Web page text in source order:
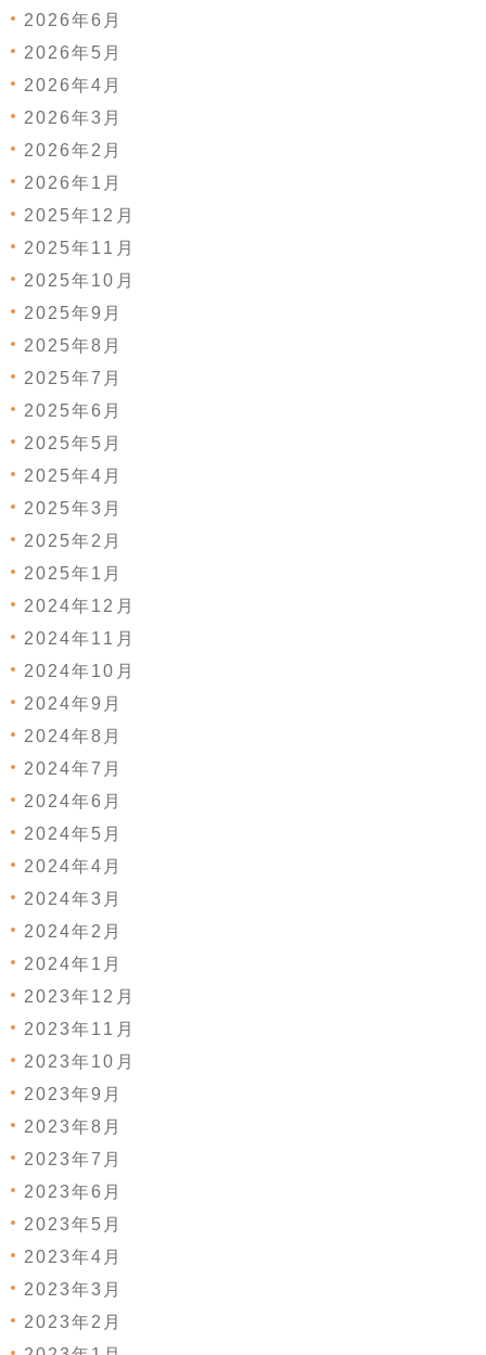
2026年6月
2026年5月
2026年4月
2026年3月
2026年2月
2026年1月
2025年12月
2025年11月
2025年10月
2025年9月
2025年8月
2025年7月
2025年6月
2025年5月
2025年4月
2025年3月
2025年2月
2025年1月
2024年12月
2024年11月
2024年10月
2024年9月
2024年8月
2024年7月
2024年6月
2024年5月
2024年4月
2024年3月
2024年2月
2024年1月
2023年12月
2023年11月
2023年10月
2023年9月
2023年8月
2023年7月
2023年6月
2023年5月
2023年4月
2023年3月
2023年2月